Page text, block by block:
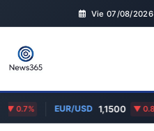
Vie 07/08/2026
0.7% EUR/USD 1,1500 0.86%